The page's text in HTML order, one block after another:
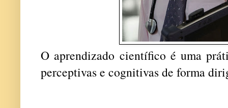
O aprendizado científico é uma
perceptivas e cognitivas de forma